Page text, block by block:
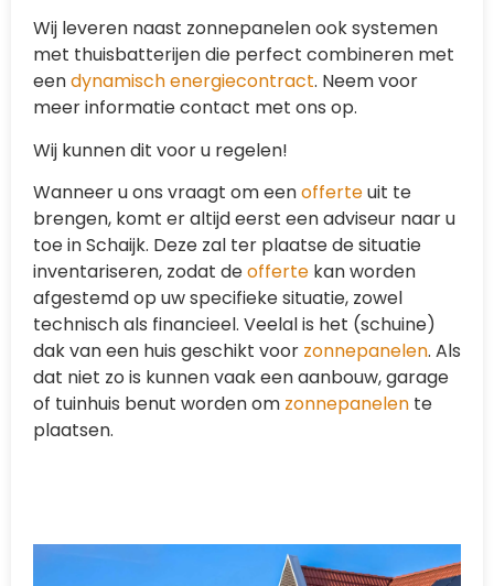
Wij leveren naast zonnepanelen ook systemen
met thuisbatterijen die perfect combineren met
eendynamisch energiecontract. Neem voor
meer informatie contact met ons op.
Wij kunnen dit voor u regelen!
Wanneer u ons vraagt om eenofferteuit te
brengen, komt er altijd eerst een adviseur naar u
toe in Schaijk. Deze zal ter plaatse de situatie
inventariseren, zodat deofferte kan worden
afgestemd op uw specifieke situatie, zowel
technisch als financieel. Veelal is het (schuine)
dak van een huis geschikt voor zonnepanelen. Als
dat niet zo is kunnen vaak een aanbouw, garage
of tuinhuis benut worden om zonnepanelen te
plaatsen.